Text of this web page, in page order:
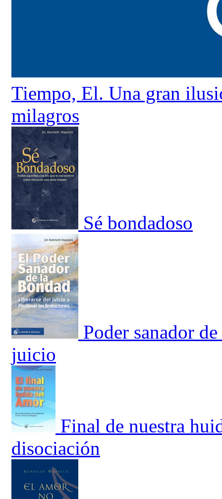
Tiempo, El. Una gran
milagros
Sé bondadoso
Poder sanador
juicio
Final de nuestra
disociación